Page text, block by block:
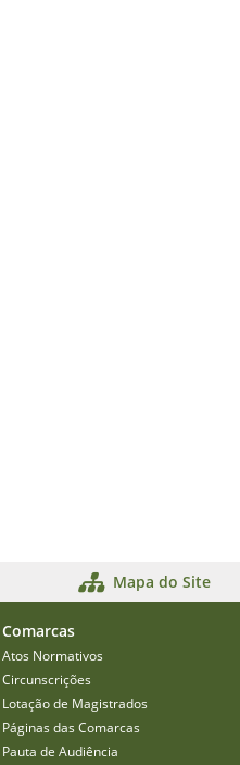
Mapa do Site
Comarcas
Atos Normativos
Circunscrições
Lotação de Magistrados
Páginas das Comarcas
Pauta de Audiência